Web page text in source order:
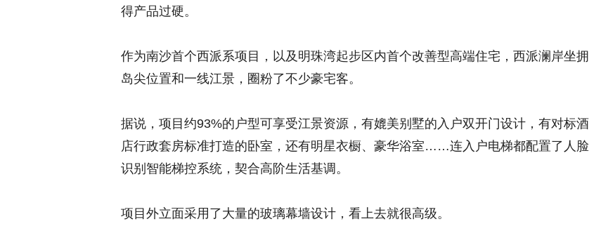
得产品过硬。
作为南沙首个西派系项目，以及明珠湾起步区内首个改善型高端住宅，西派澜岸坐拥
岛尖位置和一线江景，圈粉了不少豪宅客。
据说，项目约93%的户型可享受江景资源，有媲美别墅的入户双开门设计，有对标酒
店行政套房标准打造的卧室，还有明星衣橱、豪华浴室……连入户电梯都配置了人脸
识别智能梯控系统，契合高阶生活基调。
项目外立面采用了大量的玻璃幕墙设计，看上去就很高级。